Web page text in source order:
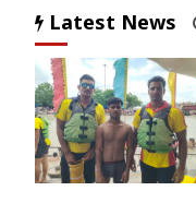
Latest News